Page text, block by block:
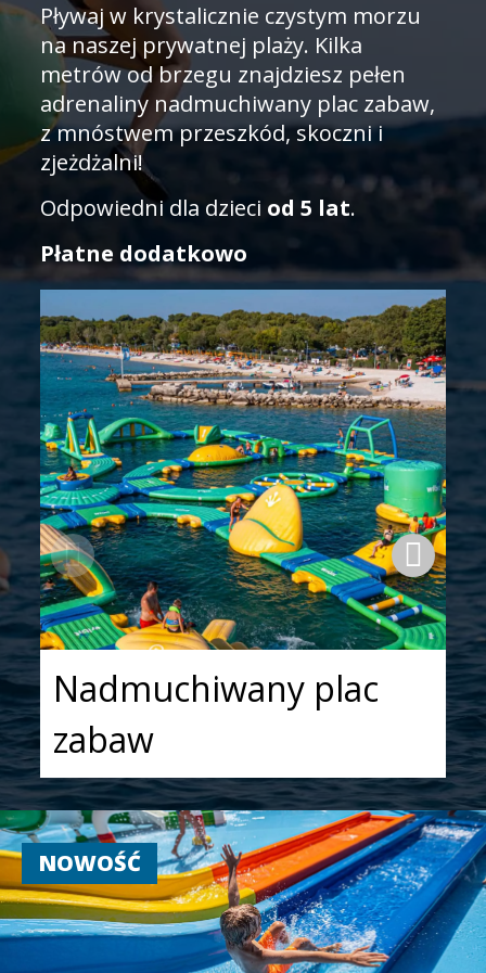
Pływaj w krystalicznie czystym morzu
na naszej prywatnej plaży. Kilka
metrów od brzegu znajdziesz pełen
adrenaliny nadmuchiwany plac zabaw,
z mnóstwem przeszkód, skoczni i
zjeżdżalni!
Odpowiedni dla dzieci od 5 lat.
Płatne dodatkowo
Nadmuchiwany plac
zabaw
NOWOŚĆ